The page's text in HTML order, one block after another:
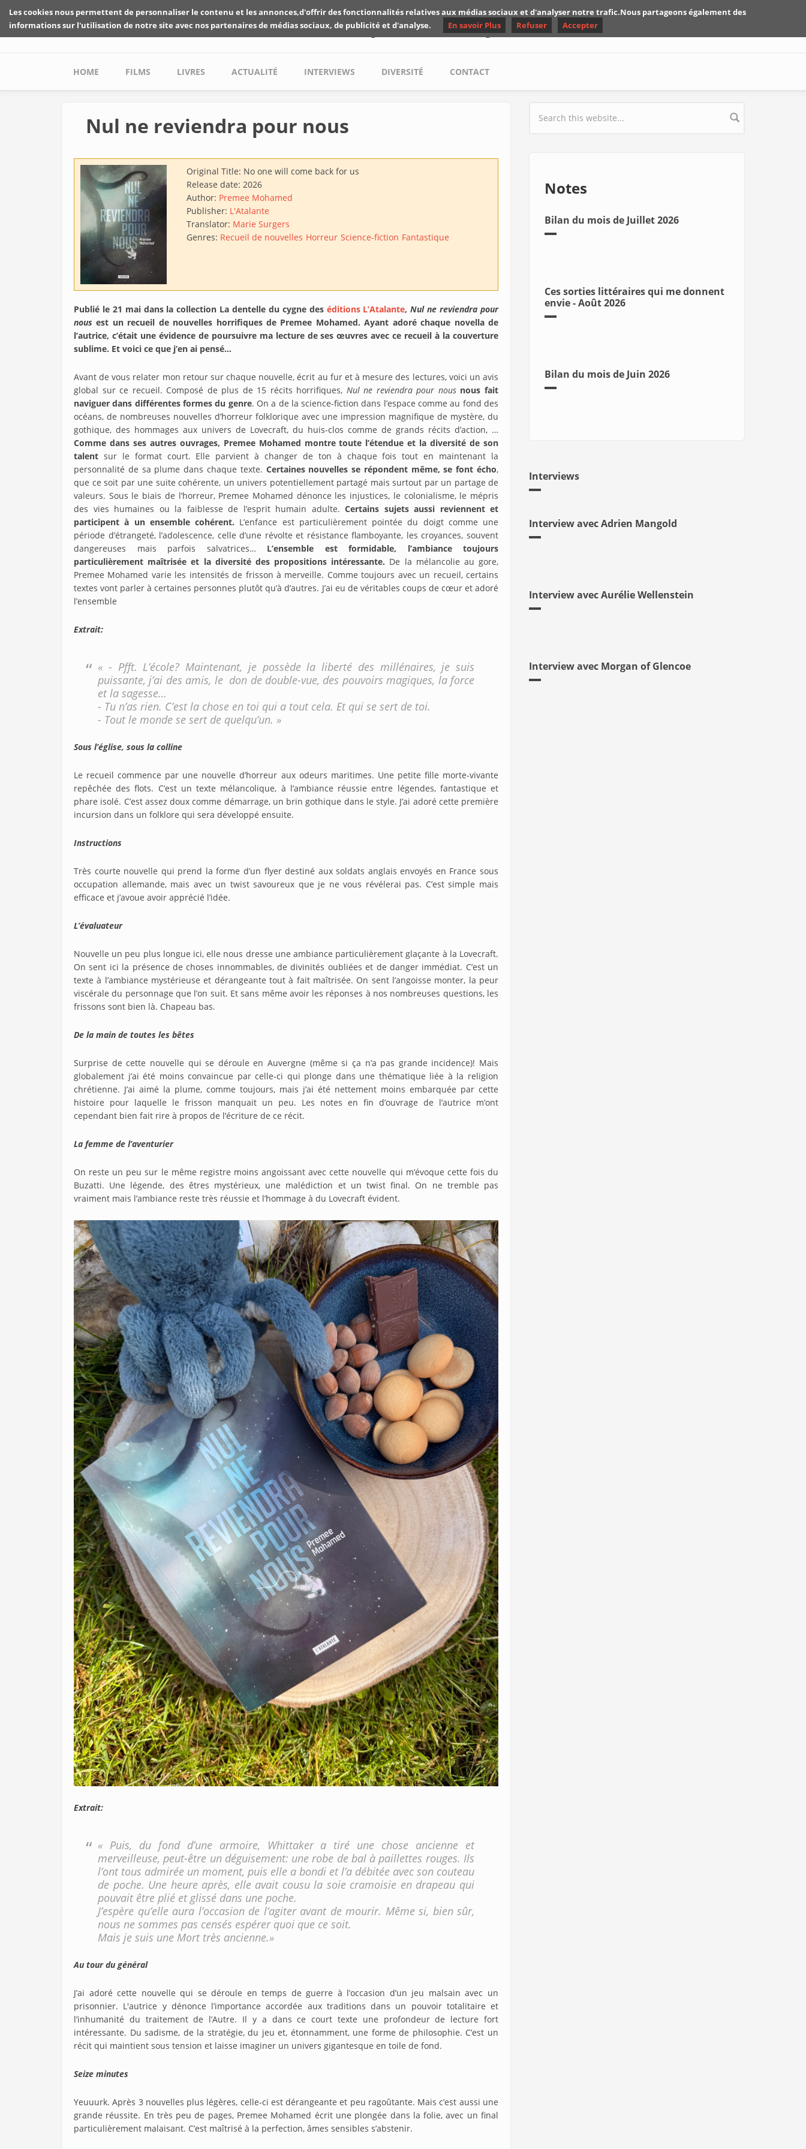
Skip to main content
Les critiques de Yuyine
Main menu
HOME FILMS LIVRES ACTUALITÉ INTERVIEWS DIVERSITÉ CONTACT
Nul ne reviendra pour nous
Original Title: No one will come back for us
Release date: 2026
Author: Premee Mohamed
Publisher: L'Atalante
Translator: Marie Surgers
Genres: Recueil de nouvelles Horreur Science-fiction Fantastique
Publié le 21 mai dans la collection La dentelle du cygne des éditions L’Atalante,Nul ne reviendra pour
nous est un recueil de nouvelles horrifiques de Premee Mohamed. Ayant adoré chaque novella de
l’autrice, c’était une évidence de poursuivre ma lecture de ses œuvres avec ce recueil à la couverture
sublime. Et voici ce que j’en ai pensé…
Avant de vous relater mon retour sur chaque nouvelle, écrit au fur et à mesure des lectures, voici un avis
global sur ce recueil. Composé de plus de 15 récits horrifiques, Nul ne reviendra pour nous nous fait
naviguer dans différentes formes du genre. On a de la science-fiction dans l’espace comme au fond des
océans, de nombreuses nouvelles d’horreur folklorique avec une impression magnifique de mystère, du
gothique, des hommages aux univers de Lovecraft, du huis-clos comme de grands récits d’action, …
Comme dans ses autres ouvrages, Premee Mohamed montre toute l’étendue et la diversité de son
talent sur le format court. Elle parvient à changer de ton à chaque fois tout en maintenant la
personnalité de sa plume dans chaque texte. Certaines nouvelles se répondent même, se font écho,
que ce soit par une suite cohérente, un univers potentiellement partagé mais surtout par un partage de
valeurs. Sous le biais de l’horreur, Premee Mohamed dénonce les injustices, le colonialisme, le mépris
des vies humaines ou la faiblesse de l’esprit humain adulte. Certains sujets aussi reviennent et
participent à un ensemble cohérent. L’enfance est particulièrement pointée du doigt comme une
période d’étrangeté, l’adolescence, celle d’une révolte et résistance flamboyante, les croyances, souvent
dangereuses mais parfois salvatrices… L’ensemble est formidable, l’ambiance toujours
particulièrement maîtrisée et la diversité des propositions intéressante. De la mélancolie au gore,
Premee Mohamed varie les intensités de frisson à merveille. Comme toujours avec un recueil, certains
textes vont parler à certaines personnes plutôt qu’à d’autres. J’ai eu de véritables coups de cœur et adoré
l’ensemble
Extrait:
« - Pfft. L’école? Maintenant, je possède la liberté des millénaires, je suis
puissante, j’ai des amis, le don de double-vue, des pouvoirs magiques, la force
et la sagesse…
- Tu n’as rien. C’est la chose en toi qui a tout cela. Et qui se sert de toi.
- Tout le monde se sert de quelqu’un. »
Sous l’église, sous la colline
Le recueil commence par une nouvelle d’horreur aux odeurs maritimes. Une petite fille morte-vivante
repêchée des flots. C’est un texte mélancolique, à l’ambiance réussie entre légendes, fantastique et
phare isolé. C’est assez doux comme démarrage, un brin gothique dans le style. J’ai adoré cette première
incursion dans un folklore qui sera développé ensuite.
Instructions
Très courte nouvelle qui prend la forme d’un flyer destiné aux soldats anglais envoyés en France sous
occupation allemande, mais avec un twist savoureux que je ne vous révélerai pas. C’est simple mais
efficace et j’avoue avoir apprécié l’idée.
L’évaluateur
Nouvelle un peu plus longue ici, elle nous dresse une ambiance particulièrement glaçante à la Lovecraft.
On sent ici la présence de choses innommables, de divinités oubliées et de danger immédiat. C’est un
texte à l’ambiance mystérieuse et dérangeante tout à fait maîtrisée. On sent l’angoisse monter, la peur
viscérale du personnage que l’on suit. Et sans même avoir les réponses à nos nombreuses questions, les
frissons sont bien là. Chapeau bas.
De la main de toutes les bêtes
Surprise de cette nouvelle qui se déroule en Auvergne (même si ça n’a pas grande incidence)! Mais
globalement j’ai été moins convaincue par celle-ci qui plonge dans une thématique liée à la religion
chrétienne. J’ai aimé la plume, comme toujours, mais j’ai été nettement moins embarquée par cette
histoire pour laquelle le frisson manquait un peu. Les notes en fin d’ouvrage de l’autrice m’ont
cependant bien fait rire à propos de l’écriture de ce récit.
La femme de l’aventurier
On reste un peu sur le même registre moins angoissant avec cette nouvelle qui m’évoque cette fois du
Buzatti. Une légende, des êtres mystérieux, une malédiction et un twist final. On ne tremble pas
vraiment mais l’ambiance reste très réussie et l’hommage à du Lovecraft évident.
Extrait:
« Puis, du fond d’une armoire, Whittaker a tiré une chose ancienne et
merveilleuse, peut-être un déguisement: une robe de bal à paillettes rouges. Ils
l’ont tous admirée un moment, puis elle a bondi et l’a débitée avec son couteau
de poche. Une heure après, elle avait cousu la soie cramoisie en drapeau qui
pouvait être plié et glissé dans une poche.
J’espère qu’elle aura l’occasion de l’agiter avant de mourir. Même si, bien sûr,
nous ne sommes pas censés espérer quoi que ce soit.
Mais je suis une Mort très ancienne.»
Au tour du général
J’ai adoré cette nouvelle qui se déroule en temps de guerre à l’occasion d’un jeu malsain avec un
prisonnier. L'autrice y dénonce l’importance accordée aux traditions dans un pouvoir totalitaire et
l’inhumanité du traitement de l’Autre. Il y a dans ce court texte une profondeur de lecture fort
intéressante. Du sadisme, de la stratégie, du jeu et, étonnamment, une forme de philosophie. C’est un
récit qui maintient sous tension et laisse imaginer un univers gigantesque en toile de fond.
Seize minutes
Yeuuurk. Après 3 nouvelles plus légères, celle-ci est dérangeante et peu ragoûtante. Mais c’est aussi une
grande réussite. En très peu de pages, Premee Mohamed écrit une plongée dans la folie, avec un final
particulièrement malaisant. C’est maîtrisé à la perfection, âmes sensibles s’abstenir.
Search form
Notes
Bilan du mois de Juillet 2026
Ces sorties littéraires qui me donnent
envie - Août 2026
Bilan du mois de Juin 2026
Interviews
Interview avec Adrien Mangold
Interview avec Aurélie Wellenstein
Interview avec Morgan of Glencoe
Les cookies nous permettent de personnaliser le contenu et les annonces,d'offrir des fonctionnalités relatives aux médias sociaux et d'analyser notre trafic.Nous partageons également des
informations sur l'utilisation de notre site avec nos partenaires de médias sociaux, de publicité et d'analyse.
En savoir Plus Refuser Accepter